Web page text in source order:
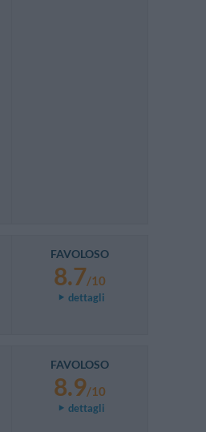
FAVOLOSO
8.7/10
dettagli
FAVOLOSO
8.9/10
dettagli